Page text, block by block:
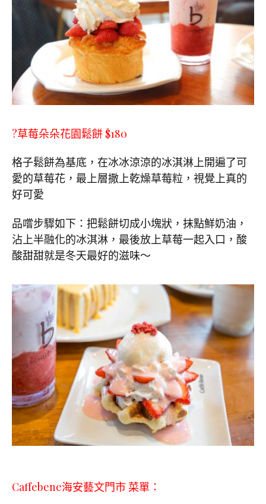
?草莓朵朵花園鬆餅 $180
格子鬆餅為基底，在冰冰涼涼的冰淇淋上開遍了可
愛的草莓花，最上層撒上乾燥草莓粒，視覺上真的
好可愛
品嚐步驟如下：把鬆餅切成小塊狀，抹點鮮奶油，
沾上半融化的冰淇淋，最後放上草莓一起入口，酸
酸甜甜就是冬天最好的滋味～
Caffebene海安藝文門市 菜單：